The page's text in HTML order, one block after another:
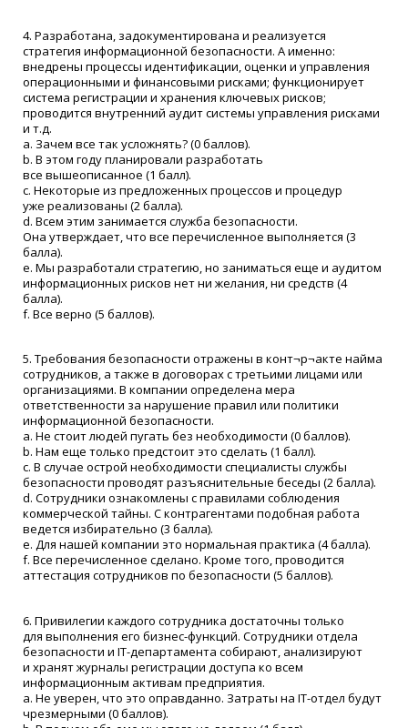
4. Разработана, задокументирована и реализуется
стратегия информационной безопасности. А именно:
внедрены процессы идентификации, оценки и управления
операционными и финансовыми рисками; функционирует
система регистрации и хранения ключевых рисков;
проводится внутренний аудит системы управления рисками
и т.д.
a. Зачем все так усложнять?(0баллов).
b. В этом году планировали разработать
все вышеописанное (1 балл).
c. Некоторые из предложенных процессов и процедур
уже реализованы (2балла).
d. Всем этим занимается служба безопасности.
Она утверждает, что все перечисленное выполняется (3
балла).
e. Мы разработали стратегию, но заниматься еще и аудитом
информационных рисков нет ни желания, ни средств (4
балла).
f. Все верно (5 баллов).
5. Требования безопасности отражены в конт¬р¬акте найма
сотрудников, а также в договорах с третьими лицами или
организациями. В компании определена мера
ответственности за нарушение правил или политики
информационной безопасности.
a. Не стоит людей пугать без необходимости (0баллов).
b. Нам еще только предстоит это сделать (1 балл).
c. В случае острой необходимости специалисты службы
безопасности проводят разъяснительные беседы (2балла).
d. Сотрудники ознакомлены с правилами соблюдения
коммерческой тайны. С контрагентами подобная работа
ведется избирательно (3 балла).
e. Для нашей компании это нормальная практика (4балла).
f. Все перечисленное сделано. Кроме того, проводится
аттестация сотрудников по безопасности (5 баллов).
6. Привилегии каждого сотрудника достаточны только
для выполнения его бизнес-функций. Сотрудники отдела
безопасности и IT-департамента собирают, анализируют
и хранят журналы регистрации доступа ко всем
информационным активам предприятия.
a. Не уверен, что это оправданно. Затраты на IT-отдел будут
чрезмерными (0баллов).